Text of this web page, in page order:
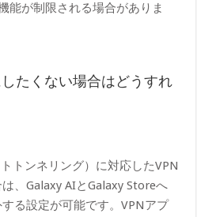
能が制限される場合がありま
たくない場合はどうすれ
トンネリング）に対応したVPN
、Galaxy AIとGalaxy Storeへ
る設定が可能です。VPNアプ